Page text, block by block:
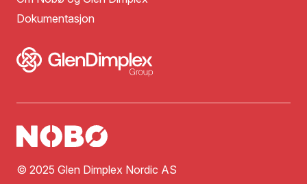
Dokumentasjon
© 2025 Glen Dimplex Nordic AS